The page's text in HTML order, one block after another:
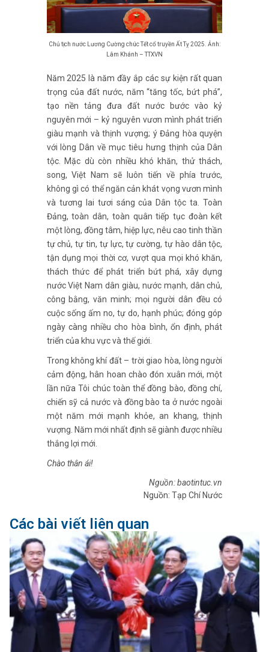
Chủ tịch nước Lương Cường chúc Tết cổ truyền Ất Tỵ 2025. Ảnh:
Lâm Khánh – TTXVN
Năm 2025 là năm đầy ắp các sự kiện rất quan
trọng của đất nước, năm “tăng tốc, bứt phá”,
tạo nền tảng đưa đất nước bước vào kỷ
nguyên mới – kỷ nguyên vươn mình phát triển
giàu mạnh và thịnh vượng; ý Đảng hòa quyện
với lòng Dân về mục tiêu hưng thịnh của Dân
tộc. Mặc dù còn nhiều khó khăn, thử thách,
song, Việt Nam sẽ luôn tiến về phía trước,
không gì có thể ngăn cản khát vọng vươn mình
và tương lai tươi sáng của Dân tộc ta. Toàn
Đảng, toàn dân, toàn quân tiếp tục đoàn kết
một lòng, đồng tâm, hiệp lực, nêu cao tinh thần
tự chủ, tự tin, tự lực, tự cường, tự hào dân tộc,
tận dụng mọi thời cơ, vượt qua mọi khó khăn,
thách thức để phát triển bứt phá, xây dựng
nước Việt Nam dân giàu, nước mạnh, dân chủ,
công bằng, văn minh; mọi người dân đều có
cuộc sống ấm no, tự do, hạnh phúc; đóng góp
ngày càng nhiều cho hòa bình, ổn định, phát
triển của khu vực và thế giới.
Trong không khí đất – trời giao hòa, lòng người
cảm động, hân hoan chào đón xuân mới, một
lần nữa Tôi chúc toàn thể đồng bào, đồng chí,
chiến sỹ cả nước và đồng bào ta ở nước ngoài
một năm mới mạnh khỏe, an khang, thịnh
vượng. Năm mới nhất định sẽ giành được nhiều
thắng lợi mới.
Chào thân ái!
Nguồn: baotintuc.vn
Nguồn: Tạp Chí Nước
Các bài viết liên quan